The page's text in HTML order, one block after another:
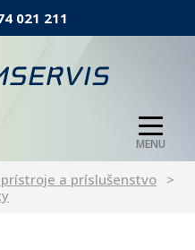
021 211
MENU
a príslušenstvo